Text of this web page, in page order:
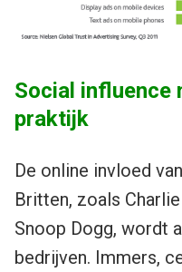
Social influence
praktijk
De online invloed
Britten, zoals
Snoop Dogg, wordt
bedrijven. Immers,